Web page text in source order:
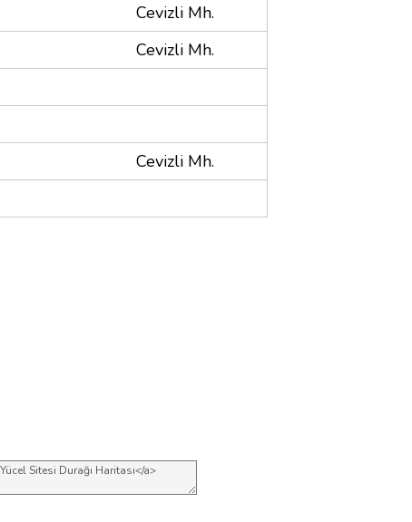
Cevizli Mh.
Cevizli Mh.
Cevizli Mh.